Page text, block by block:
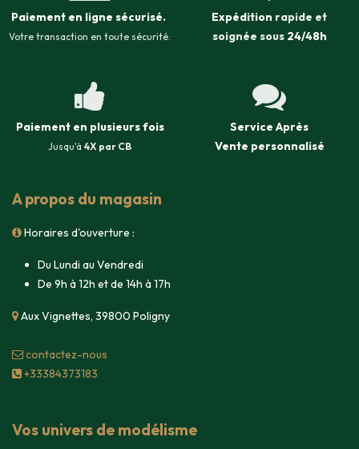
Paiement en ligne sécurisé.
Votre transaction en toute sécurité.
Expédition rapide et
soignée sous 24/48h
Paiement en plusieurs fois
Jusqu'à 4X par CB
Service Après
Vente personnalisé
A propos du magasin
Horaires d'ouverture :
Du Lundi au Vendredi
De 9h à 12h et de 14h à 17h
Aux Vignettes, 39800 Poligny
contacte​z-nous
+33384373183
Vos univers de modélisme